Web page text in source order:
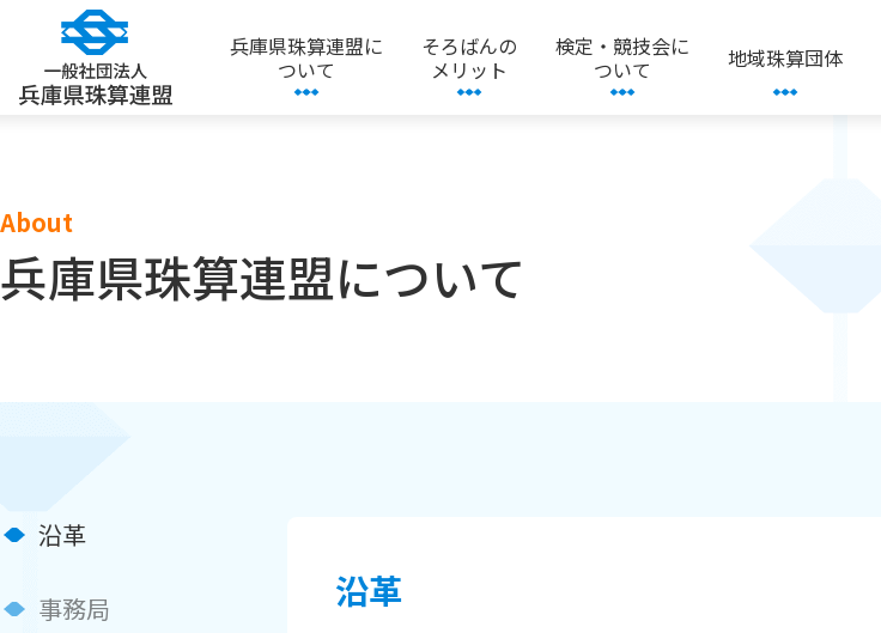
About
兵庫県珠算連盟について
沿革
事務局 沿革
兵庫県珠算連盟に
ついて
そろばんの
メリット
検定・競技会に
ついて
地域珠算団体